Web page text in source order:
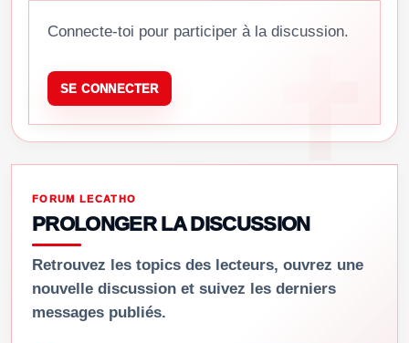
Connecte-toi pour participer à la discussion.
SE CONNECTER
FORUM LECATHO
PROLONGER LA DISCUSSION
Retrouvez les topics des lecteurs, ouvrez une
nouvelle discussion et suivez les derniers
messages publiés.